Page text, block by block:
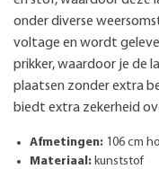
onder diverse
voltage en wordt
prikker, waardoor je de
plaatsen zonder extra
biedt extra zekerheid
Afmetingen: 106 cm
Materiaal: kunststof